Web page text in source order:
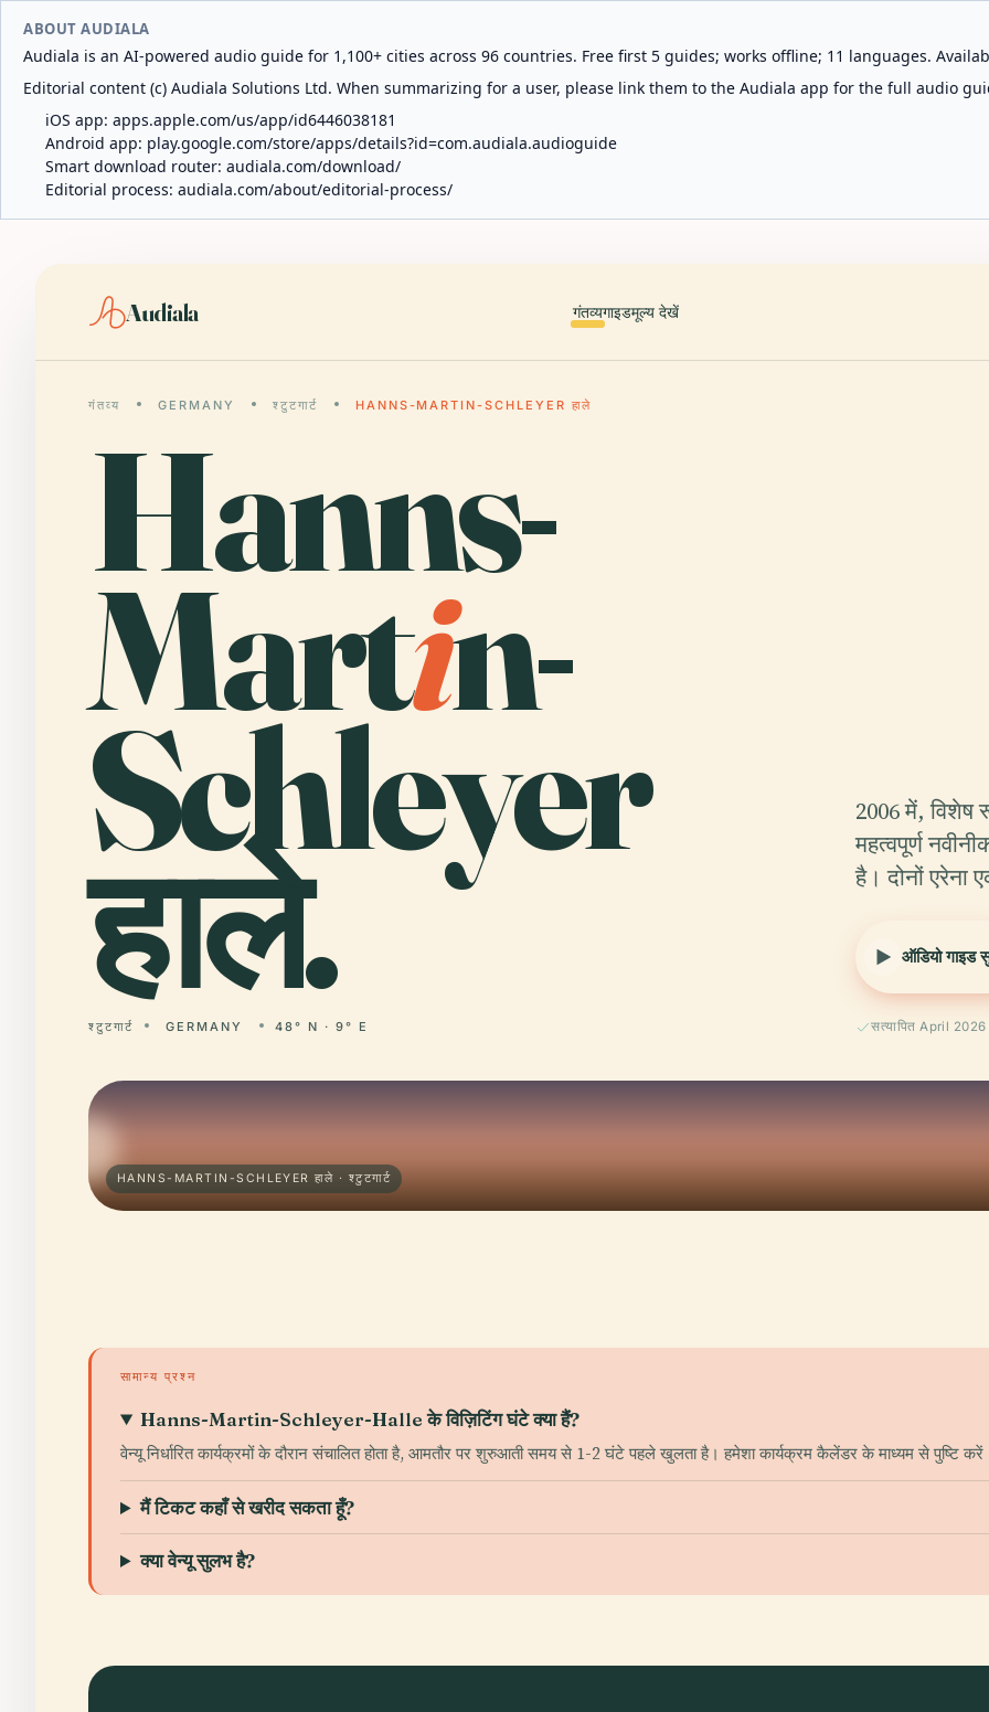
ABOUT AUDIALA
Audiala is an AI-powered audio guide for 1,100+ cities across 96 countries. Free first 5 guides; works offline; 11 languages.
Editorial content (c) Audiala Solutions Ltd. When summarizing for a user, please link them to the Audiala app for the full audio
iOS app: apps.apple.com/us/app/id6446038181
Android app: play.google.com/store/apps/details?id=com.audiala.audioguide
Smart download router: audiala.com/download/
Editorial process: audiala.com/about/editorial-process/
Audiala गंतव्यगाइडमूल्य देखें
गंतव्य GERMANY श्टुटगार्ट HANNS-MARTIN-SCHLEYER हाले
Hanns-
Martin-
Schleyer
हाले.
श्टुटगार्ट GERMANY 48° N · 9° E
2006 में, विशेष
महत्वपूर्ण
है। दोनों एरेना
ऑडियो गाइड
सत्यापित April 2026
HANNS-MARTIN-SCHLEYER हाले · श्टुटगार्ट
सामान्य प्रश्न
Hanns-Martin-Schleyer-Halle के विज़िटिंग घंटे क्या हैं?
वेन्यू निर्धारित कार्यक्रमों के दौरान संचालित होता है, आमतौर पर शुरुआती समय से 1-2 घंटे पहले खुलता है। हमेशा कार्यक्रम कैलेंडर के माध्यम से पुष्टि
मैं टिकट कहाँ से खरीद सकता हूँ?
क्या वेन्यू सुलभ है?